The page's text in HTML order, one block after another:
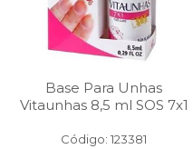
Base Para Unhas
Vitaunhas 8,5 ml SOS 7x1
Código: 123381